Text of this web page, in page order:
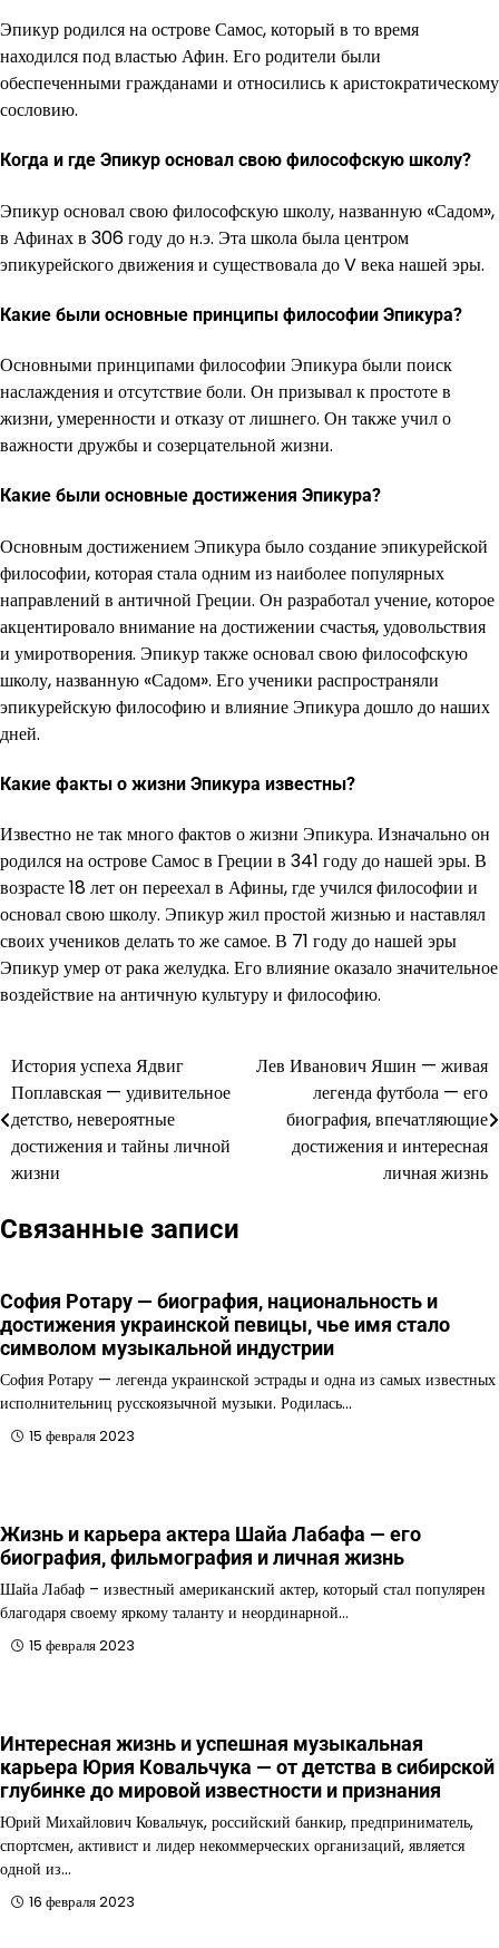
Эпикур родился на острове Самос, который в то время
находился под властью Афин. Его родители были
обеспеченными гражданами и относились к аристократическому
сословию.
Когда и где Эпикур основал свою философскую школу?
Эпикур основал свою философскую школу, названную «Садом»,
в Афинах в 306 году до н.э. Эта школа была центром
эпикурейского движения и существовала до V века нашей эры.
Какие были основные принципы философии Эпикура?
Основными принципами философии Эпикура были поиск
наслаждения и отсутствие боли. Он призывал к простоте в
жизни, умеренности и отказу от лишнего. Он также учил о
важности дружбы и созерцательной жизни.
Какие были основные достижения Эпикура?
Основным достижением Эпикура было создание эпикурейской
философии, которая стала одним из наиболее популярных
направлений в античной Греции. Он разработал учение, которое
акцентировало внимание на достижении счастья, удовольствия
и умиротворения. Эпикур также основал свою философскую
школу, названную «Садом». Его ученики распространяли
эпикурейскую философию и влияние Эпикура дошло до наших
дней.
Какие факты о жизни Эпикура известны?
Известно не так много фактов о жизни Эпикура. Изначально он
родился на острове Самос в Греции в 341 году до нашей эры. В
возрасте 18 лет он переехал в Афины, где учился философии и
основал свою школу. Эпикур жил простой жизнью и наставлял
своих учеников делать то же самое. В 71 году до нашей эры
Эпикур умер от рака желудка. Его влияние оказало значительное
воздействие на античную культуру и философию.
Навигация
по
записям
История успеха Ядвиг
Поплавская — удивительное
детство, невероятные
достижения и тайны личной
жизни
Лев Иванович Яшин — живая
легенда футбола — его
биография, впечатляющие
достижения и интересная
личная жизнь
Связанные записи
София Ротару — биография, национальность и
достижения украинской певицы, чье имя стало
символом музыкальной индустрии
София Ротару — легенда украинской эстрады и одна из самых известных
исполнительниц русскоязычной музыки. Родилась…
15 февраля 2023
Жизнь и карьера актера Шайа Лабафа — его
биография, фильмография и личная жизнь
Шайа Лабаф – известный американский актер, который стал популярен
благодаря своему яркому таланту и неординарной…
15 февраля 2023
Интересная жизнь и успешная музыкальная
карьера Юрия Ковальчука — от детства в сибирской
глубинке до мировой известности и признания
Юрий Михайлович Ковальчук, российский банкир, предприниматель,
спортсмен, активист и лидер некоммерческих организаций, является
одной из…
16 февраля 2023